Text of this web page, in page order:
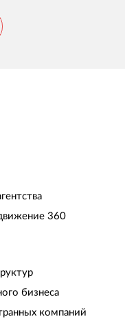
360
бизнеса
компаний